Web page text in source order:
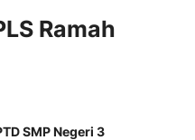
Ramah
SMP Negeri 3